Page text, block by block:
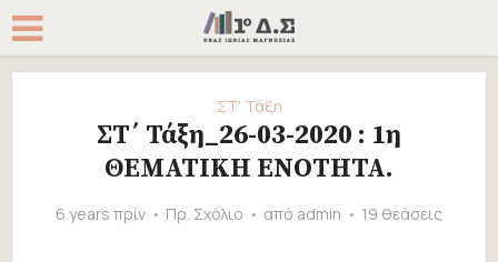
ΣΤ' Τάξη
ΣΤ΄ Τάξη_26-03-2020 : 1η
ΘΕΜΑΤΙΚΗ ΕΝΟΤΗΤΑ.
6 years πρίν Πρ. Σχόλιο από admin 19 θεάσεις